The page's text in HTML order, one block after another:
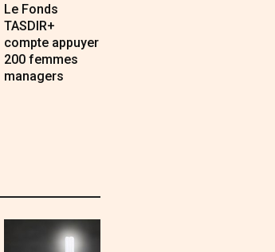
Le Fonds
TASDIR+
compte appuyer
200 femmes
managers